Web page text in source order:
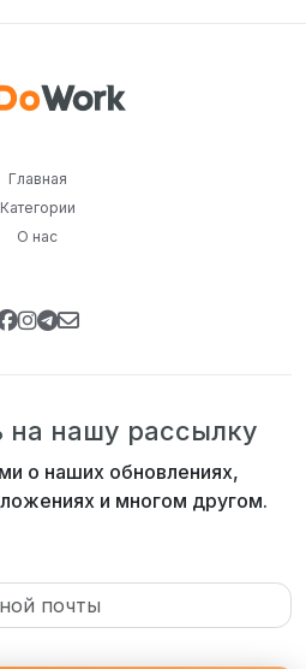
Главная
Категории
О нас
нашу рассылку
о наших обновлениях,
и многом другом.